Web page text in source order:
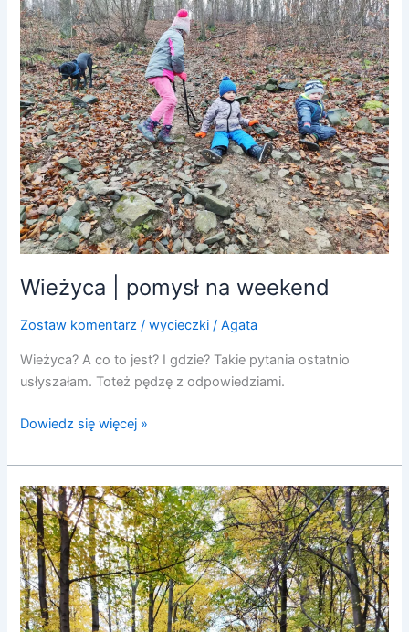
Wieżyca | pomysł na weekend
Zostaw komentarz /wycieczki /Agata
Wieżyca? A co to jest? I gdzie? Takie pytania ostatnio
usłyszałam. Toteż pędzę z odpowiedziami.
|
pomysł
na
weekend
Dowiedz się więcej »
Gromnik
–
ewentualna
trasa
alternatywa